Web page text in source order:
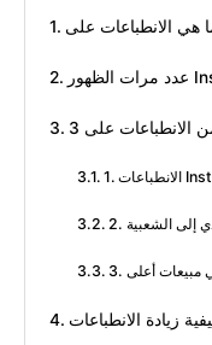
إلى الشعبية
مبيعات أعلى